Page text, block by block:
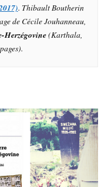
. Thibault Boutherin
de Cécile Jouhanneau,
Herzégovine(Karthala,